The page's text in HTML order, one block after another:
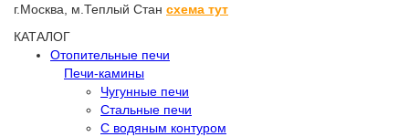
г.Москва, м.Теплый Стан схема тут
КАТАЛОГ
Отопительные печи
Печи-камины
Чугунные печи
Стальные печи
С водяным контуром